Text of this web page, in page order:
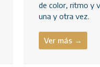
de color, ritmo y
una y otra vez.
Ver más →